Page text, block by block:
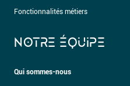
Fonctionnalités métiers
NOTRE ÉQUIPE
Qui sommes-nous